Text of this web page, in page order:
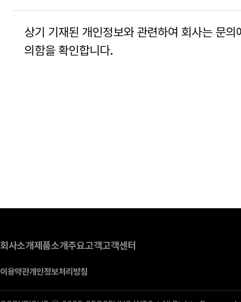
상기 기재된 개인정보와 관련하여 회사는 문
의함을 확인합니다.
회사소개제품소개주요고객고객센터
이용약관개인정보처리방침